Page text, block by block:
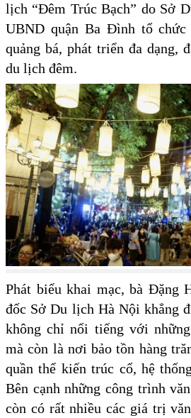
lịch “Đêm Trúc Bạch” do Sở
UBND quận Ba Đình tổ chức
quảng bá, phát triển đa dạng,
du lịch đêm.
Phát biểu khai mạc, bà Đặng
đốc Sở Du lịch Hà Nội khẳng
không chỉ nổi tiếng với
mà còn là nơi bảo tồn hàng
quần thể kiến trúc cổ, hệ
Bên cạnh những công trình
còn có rất nhiều các giá trị